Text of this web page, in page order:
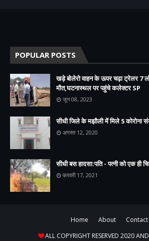
POPULAR POSTS
खड़े बोलेरो वाहन के ऊपर चढ़ा ट्रेलर 7
मौत,घटनास्थल पर पहुंचे कलेक्टर SP
जून 08, 2023
सीधी जिले के मझौली में मिले 5 कोरोना
अगस्त 12, 2020
सीधी बस हादसा:पति - पत्नी को एक ही
फ़रवरी 17, 2021
Home About
ALL COPYRIGHT RESERVED 2020